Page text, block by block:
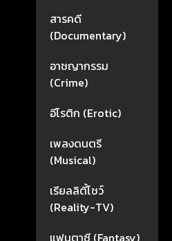
สารคดี
(Documentary)
อาชญากรรม
(Crime)
อีโรติก (Erotic)
เพลงดนตรี
(Musical)
เรียลลิตี้โชว์
(Reality-TV)
แฟนตาซี (Fantasy)